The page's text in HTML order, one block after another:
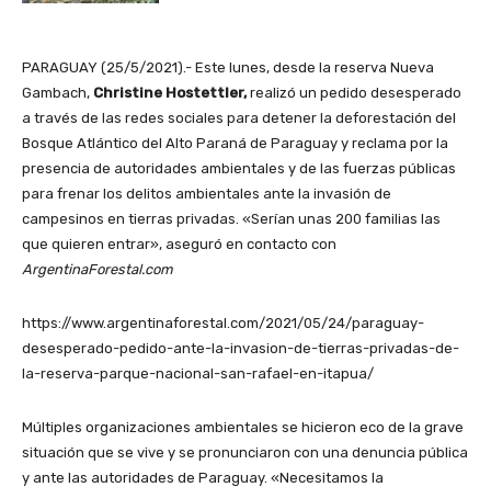
PARAGUAY (25/5/2021).- Este lunes, desde la reserva Nueva
Gambach, Christine Hostettler,realizó un pedido desesperado
a través de las redes sociales para detener la deforestación del
Bosque Atlántico del Alto Paraná de Paraguay y reclama por la
presencia de autoridades ambientales y de las fuerzas públicas
para frenar los delitos ambientales ante la invasión de
campesinos en tierras privadas. «Serían unas 200 familias las
que quieren entrar», aseguró en contacto con
ArgentinaForestal.com
https://www.argentinaforestal.com/2021/05/24/paraguay-
desesperado-pedido-ante-la-invasion-de-tierras-privadas-de-
la-reserva-parque-nacional-san-rafael-en-itapua/
Múltiples organizaciones ambientales se hicieron eco de la grave
situación que se vive y se pronunciaron con una denuncia pública
y ante las autoridades de Paraguay. «Necesitamos la